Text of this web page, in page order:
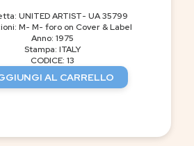
UNITED ARTIST- UA 35799
M- M- foro on Cover & Label
Anno: 1975
Stampa: ITALY
CODICE: 13
AL CARRELLO